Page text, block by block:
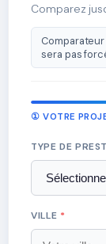
Comparez
sera pas
① VOTRE
TYPE DE
VILLE *